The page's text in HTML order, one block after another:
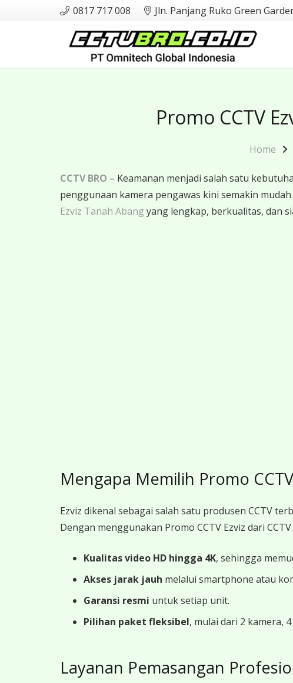
0817 717 008 Jln. Panjang Ruko Green
Promo CCTV
Home
CCTV BRO – Keamanan menjadi salah satu
penggunaan kamera pengawas kini semakin
Ezviz Tanah Abang yang lengkap, berkualitas, dan
Mengapa Memilih Promo CCTV
Ezviz dikenal sebagai salah satu produsen CCTV
Dengan menggunakan Promo CCTV Ezviz dari
Kualitas video HD hingga 4K, sehingga
Akses jarak jauh melalui smartphone atau
Garansi resmi untuk setiap unit.
Pilihan paket fleksibel, mulai dari 2 kamera,
Layanan Pemasangan